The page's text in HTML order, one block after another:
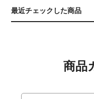
最近チェックした商品
商品